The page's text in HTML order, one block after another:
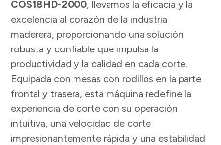
$153,900 MXN.$146,800
COS18HD-2000, llevamos la eficacia y la
excelencia al corazón de la industria
maderera, proporcionando una solución
robusta y confiable que impulsa la
productividad y la calidad en cada corte.
Equipada con mesas con rodillos en la parte
frontal y trasera, esta máquina redefine la
experiencia de corte con su operación
intuitiva, una velocidad de corte
impresionantemente rápida y una estabilidad